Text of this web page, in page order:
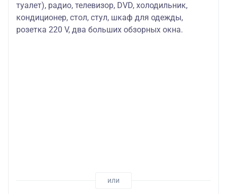
туалет), радио, телевизор, DVD, холодильник,
кондиционер, стол, стул, шкаф для одежды,
розетка 220 V, два больших обзорных окна.